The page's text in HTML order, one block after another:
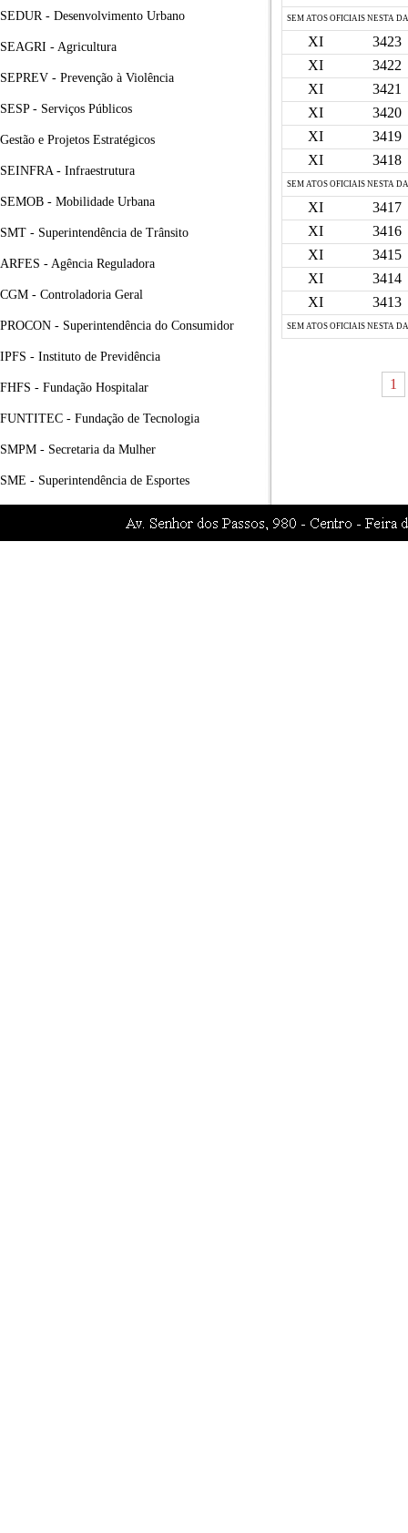
SEDUR - Desenvolvimento Urbano
SEAGRI - Agricultura
SEPREV - Prevenção à Violência
SESP - Serviços Públicos
Gestão e Projetos Estratégicos
SEINFRA - Infraestrutura
SEMOB - Mobilidade Urbana
SMT - Superintendência de Trânsito
ARFES - Agência Reguladora
CGM - Controladoria Geral
PROCON - Superintendência do Consumidor
IPFS - Instituto de Previdência
FHFS - Fundação Hospitalar
FUNTITEC - Fundação de Tecnologia
SMPM - Secretaria da Mulher
SME - Superintendência de Esportes
SEM ATOS OFICIAIS NESTA
XI
3423
XI
3422
XI
3421
XI
3420
XI
3419
XI
3418
SEM ATOS OFICIAIS NESTA
XI
3417
XI
3416
XI
3415
XI
3414
XI
3413
SEM ATOS OFICIAIS NESTA
1